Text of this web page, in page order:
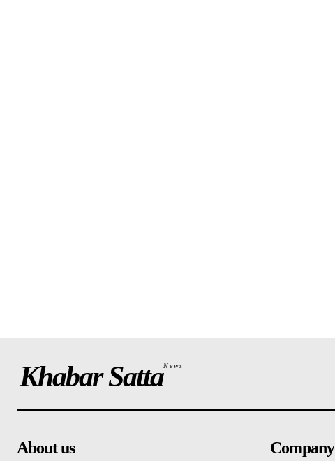
Khabar SattaNews
About us Company